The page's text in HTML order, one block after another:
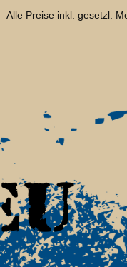
Alle Preise inkl. gesetzl.